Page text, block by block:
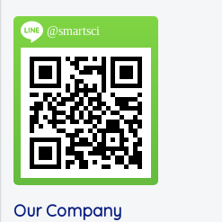
@smartsci
Our Company